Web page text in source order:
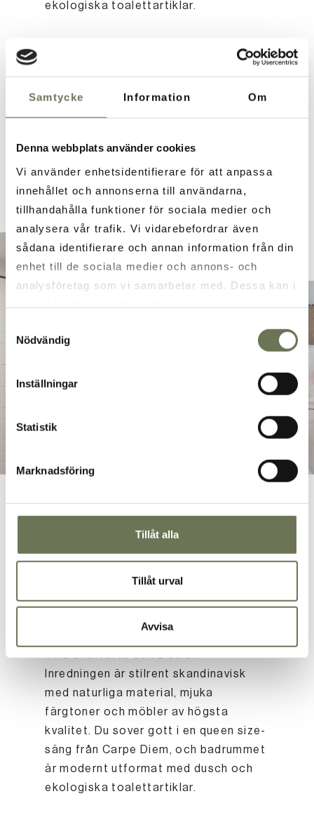
Samtycke Information Om
Denna webbplats använder cookies
Vi använder enhetsidentifierare för att anpassa
innehållet och annonserna till användarna,
tillhandahålla funktioner för sociala medier och
analysera vår trafik. Vi vidarebefordrar även
sådana identifierare och annan information från din
enhet till de sociala medier och annons- och
analysföretag som vi samarbetar med. Dessa kan i
har samlat in när du har använt deras tjänster. Läs
Nödvändig
Inställningar
Statistik
Marknadsföring
Tillåt alla
Tillåt urval
Avvisa
ekologiska toalettartiklar.
Information
BRA ATT VETA
Genomtänkt design i
hjärtat av Ektofta
Inredningen är stilrent skandinavisk
med naturliga material, mjuka
färgtoner och möbler av högsta
kvalitet. Du sover gott i en queen size-
säng från Carpe Diem, och badrummet
är modernt utformat med dusch och
ekologiska toalettartiklar.